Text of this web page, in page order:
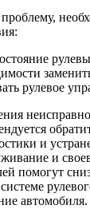
рулевое
и
и
помогут
автомобиля.